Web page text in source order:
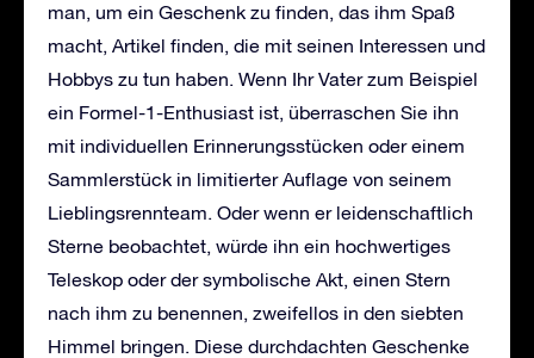
man, um ein Geschenk zu finden, das ihm Spaß
macht, Artikel finden, die mit seinen Interessen und
Hobbys zu tun haben. Wenn Ihr Vater zum Beispiel
ein Formel-1-Enthusiast ist, überraschen Sie ihn
mit individuellen Erinnerungsstücken oder einem
Sammlerstück in limitierter Auflage von seinem
Lieblingsrennteam. Oder wenn er leidenschaftlich
Sterne beobachtet, würde ihn ein hochwertiges
Teleskop oder der symbolische Akt, einen Stern
nach ihm zu benennen, zweifellos in den siebten
Himmel bringen. Diese durchdachten Geschenke